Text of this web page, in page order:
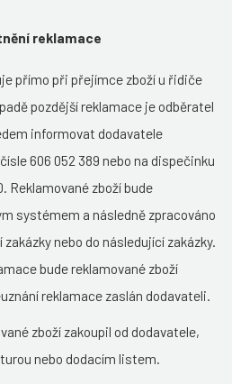
reklamace
přímo při přejímce zboží u řidiče
pozdější reklamace je odběratel
informovat dodavatele
606 052 389 nebo na dispečinku
Reklamované zboží bude
systémem a následně zpracováno
nebo do následující zakázky.
bude reklamované zboží
reklamace zaslán dodavateli.
zboží zakoupil od dodavatele,
nebo dodacím listem.